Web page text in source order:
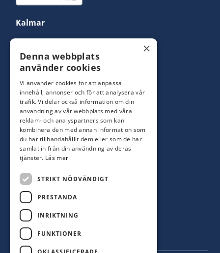
Kalmar
Yrkesbutik: 0480-44 28 08
info@hagblomsfarghandel.nu
Torsåsgatan 9
392 39 Kalmar
Färjestaden
0485-310 71
oland@hagblomsfarghandel.nu
Storgatan 34
386 30 Färjestaden
×
Denna webbplats
använder cookies
Vi använder cookies för att anpassa
innehåll, annonser och för att analysera vår
trafik. Vi delar också information om din
användning av vår webbplats med våra
reklam- och analyspartners som kan
kombinera den med annan information som
du har tillhandahållit dem eller som de har
samlat in från din användning av deras
tjänster. Läs mer
STRIKT NÖDVÄNDIGT
PRESTANDA
INRIKTNING
FUNKTIONER